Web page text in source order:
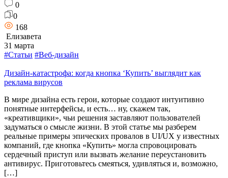
0
0
168
Елизавета
31 марта
#Статьи #Веб-дизайн
Дизайн-катастрофа: когда кнопка ‘Купить’ выглядит как
реклама вирусов
В мире дизайна есть герои, которые создают интуитивно
понятные интерфейсы, и есть… ну, скажем так,
«креативщики», чьи решения заставляют пользователей
задуматься о смысле жизни. В этой статье мы разберем
реальные примеры эпических провалов в UI/UX у известных
компаний, где кнопка «Купить» могла спровоцировать
сердечный приступ или вызвать желание переустановить
антивирус. Приготовьтесь смеяться, удивляться и, возможно,
[…]